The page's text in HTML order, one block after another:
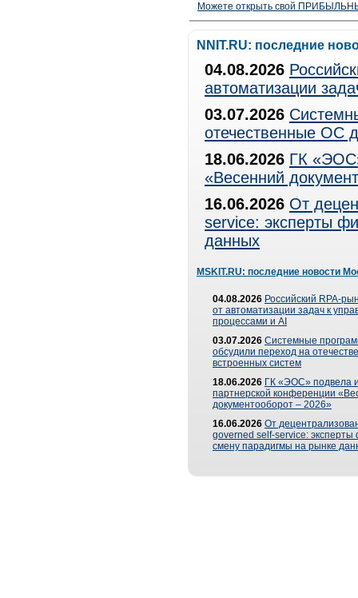
Можете открыть свой
NNIT.RU: последние
04.08.2026
автоматизации
03.07.2026
отечественные ОС
18.06.2026 ГК
«Весенний
16.06.2026 От
service: эксперты
данных
MSKIT.RU: последние новости
04.08.2026 Российский RPA-
от автоматизации задач к
процессами и AI
03.07.2026 Системные
обсудили переход на
встроенных систем
18.06.2026 ГК «ЭОС» подвела
партнерской конференции
документооборот – 2026»
16.06.2026 От
governed self-service: эксперты
смену парадигмы на рынке